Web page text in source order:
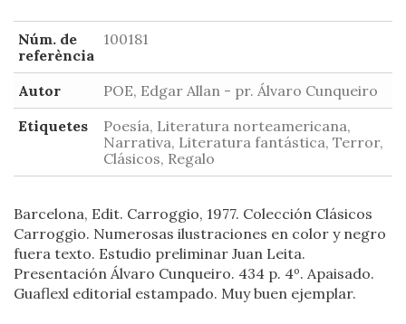
Núm. de
referència
100181
Autor
POE, Edgar Allan - pr. Álvaro Cunqueiro
Etiquetes
Poesía, Literatura norteamericana,
Narrativa, Literatura fantástica, Terror,
Clásicos, Regalo
Barcelona, Edit. Carroggio, 1977. Colección Clásicos
Carroggio. Numerosas ilustraciones en color y negro
fuera texto. Estudio preliminar Juan Leita.
Presentación Álvaro Cunqueiro. 434 p. 4º. Apaisado.
Guaflexl editorial estampado. Muy buen ejemplar.